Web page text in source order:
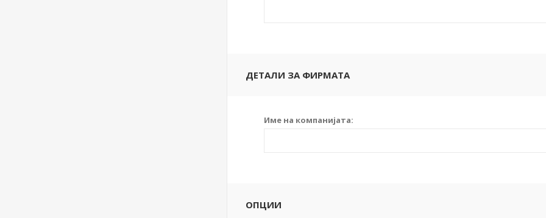
ДЕТАЛИ ЗА ФИРМАТА
Име на компанијата:
ОПЦИИ